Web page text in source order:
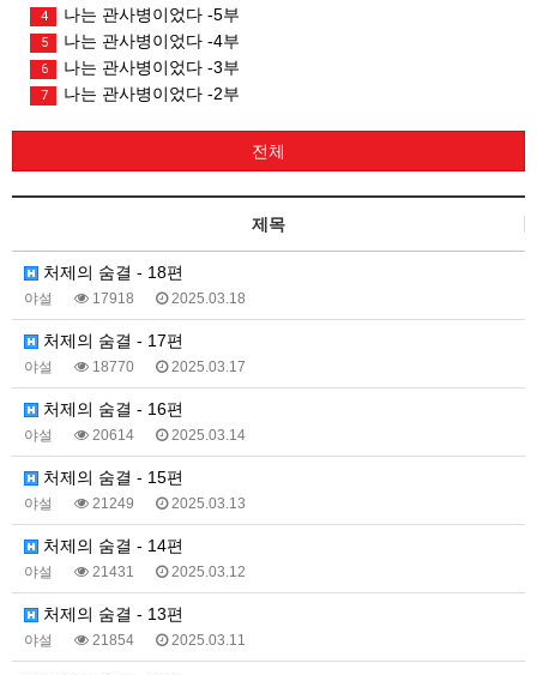
4 나는 관사병이었다 -5부
5 나는 관사병이었다 -4부
6 나는 관사병이었다 -3부
7 나는 관사병이었다 -2부
전체
제목
처제의 숨결 - 18편
야설 17918 2025.03.18
처제의 숨결 - 17편
야설 18770 2025.03.17
처제의 숨결 - 16편
야설 20614 2025.03.14
처제의 숨결 - 15편
야설 21249 2025.03.13
처제의 숨결 - 14편
야설 21431 2025.03.12
처제의 숨결 - 13편
야설 21854 2025.03.11